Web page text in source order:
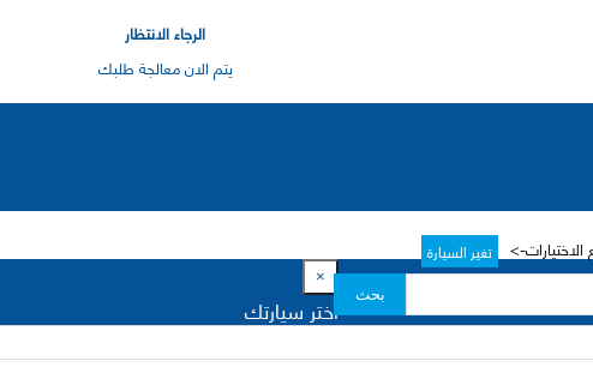
الرجاء الانتظار
يتم الان معالجة طلبك
> تغير السيارة
بحث
×
اختر سيارتك